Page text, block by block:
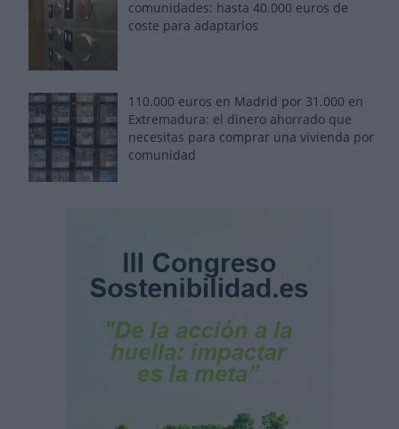
comunidades: hasta 40.000 euros de
coste para adaptarlos
110.000 euros en Madrid por 31.000 en
Extremadura: el dinero ahorrado que
necesitas para comprar una vivienda por
comunidad